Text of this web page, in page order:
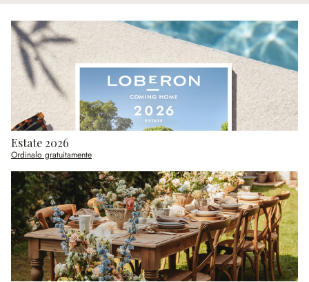
Estate 2026
Ordinalo gratuitamente